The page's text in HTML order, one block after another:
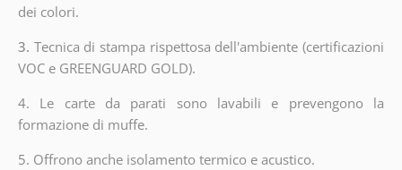
dei colori.
3. Tecnica di stampa rispettosa dell'ambiente (certificazioni
VOC e GREENGUARD GOLD).
4. Le carte da parati sono lavabili e prevengono la
formazione di muffe.
5. Offrono anche isolamento termico e acustico.